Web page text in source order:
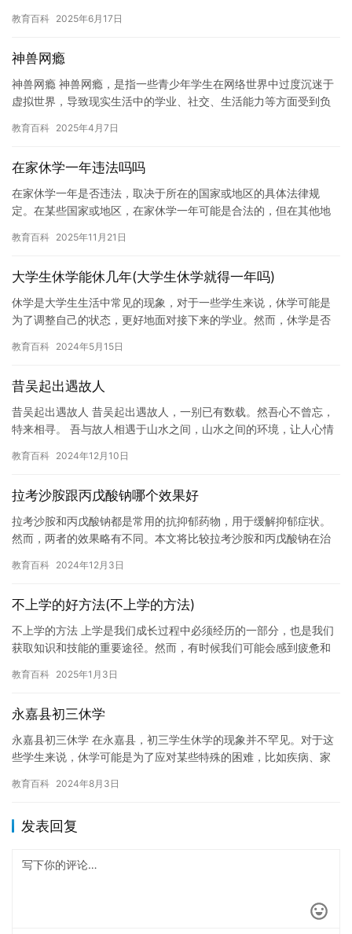
的…
教育百科 2025年6月17日
神兽网瘾
神兽网瘾 神兽网瘾，是指一些青少年学生在网络世界中过度沉迷于
虚拟世界，导致现实生活中的学业、社交、生活能力等方面受到负
年学…
教育百科 2025年4月7日
在家休学一年违法吗吗
在家休学一年是否违法，取决于所在的国家或地区的具体法律规
定。在某些国家或地区，在家休学一年可能是合法的，但在其他地
否违法。…
教育百科 2025年11月21日
大学生休学能休几年(大学生休学就得一年吗)
休学是大学生生活中常见的现象，对于一些学生来说，休学可能是
为了调整自己的状态，更好地面对接下来的学业。然而，休学是否
探讨休…
教育百科 2024年5月15日
昔吴起出遇故人
昔吴起出遇故人 昔吴起出遇故人，一别已有数载。然吾心不曾忘，
特来相寻。 吾与故人相遇于山水之间，山水之间的环境，让人心情
起…
教育百科 2024年12月10日
拉考沙胺跟丙戊酸钠哪个效果好
拉考沙胺和丙戊酸钠都是常用的抗抑郁药物，用于缓解抑郁症状。
然而，两者的效果略有不同。本文将比较拉考沙胺和丙戊酸钠在治
教育百科 2024年12月3日
不上学的好方法(不上学的方法)
不上学的方法 上学是我们成长过程中必须经历的一部分，也是我们
获取知识和技能的重要途径。然而，有时候我们可能会感到疲惫和
学的…
教育百科 2025年1月3日
永嘉县初三休学
永嘉县初三休学 在永嘉县，初三学生休学的现象并不罕见。对于这
些学生来说，休学可能是为了应对某些特殊的困难，比如疾病、家
反映…
教育百科 2024年8月3日
发表回复